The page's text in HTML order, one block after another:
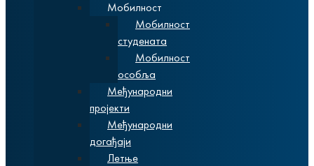
Мобилност
Мобилност
студената
Мобилност
особља
Међународни
пројекти
Међународни
догађаји
Летње